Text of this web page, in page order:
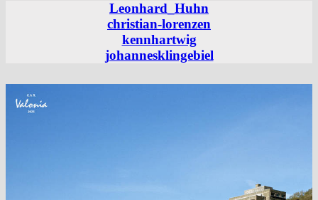
Leonhard_Huhn
christian-lorenzen
kennhartwig
johannesklingebiel